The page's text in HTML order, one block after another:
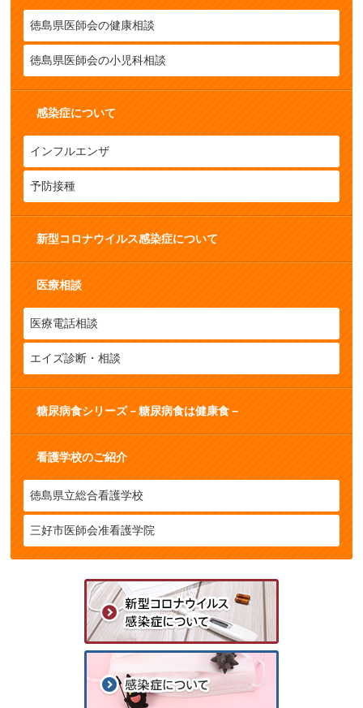
徳島県医師会の健康相談
徳島県医師会の小児科相談
感染症について
インフルエンザ
予防接種
新型コロナウイルス感染症について
医療相談
医療電話相談
エイズ診断・相談
糖尿病食シリーズ－糖尿病食は健康食－
看護学校のご紹介
徳島県立総合看護学校
三好市医師会准看護学院